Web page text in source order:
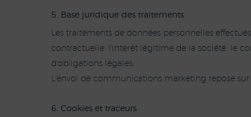
5. Base juridique des traitements
Les traitements de données personnelles
contractuelle, l'intérêt légitime de la société, le
d'obligations légales.
L'envoi de communications marketing repose
6. Cookies et traceurs